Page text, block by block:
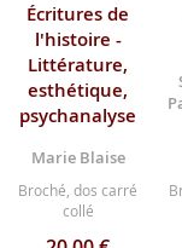
Écritures de
l'histoire -
Littérature,
esthétique,
psychanalyse
Marie Blaise
Broché, dos carré
collé